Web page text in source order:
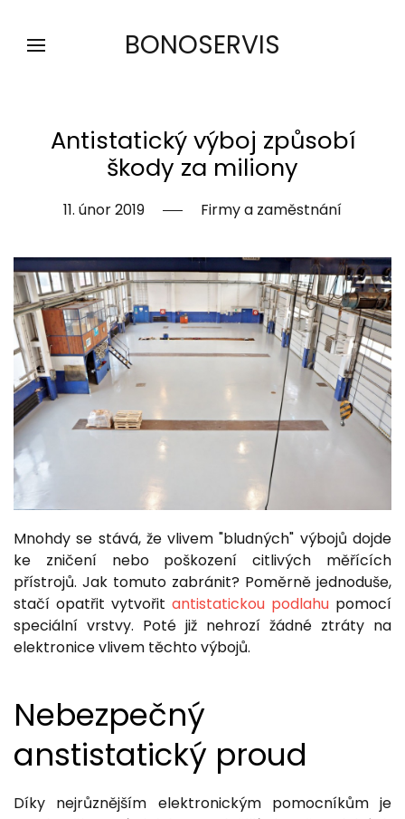
BONOSERVIS
Antistatický výboj způsobí
škody za miliony
11. únor 2019 Firmy a zaměstnání
Mnohdy se stává, že vlivem "bludných" výbojů dojde
ke zničení nebo poškození citlivých měřících
přístrojů. Jak tomuto zabránit? Poměrně jednoduše,
stačí opatřit vytvořit antistatickou podlahu pomocí
speciální vrstvy. Poté již nehrozí žádné ztráty na
elektronice vlivem těchto výbojů.
Nebezpečný
anstistatický proud
Díky nejrůznějším elektronickým pomocníkům je